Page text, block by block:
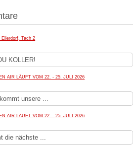
Tach 2
KOLLER!
AIR LÄUFT VOM 22. - 25. JULI 2026
unsere ...
AIR LÄUFT VOM 22. - 25. JULI 2026
die nächste ...